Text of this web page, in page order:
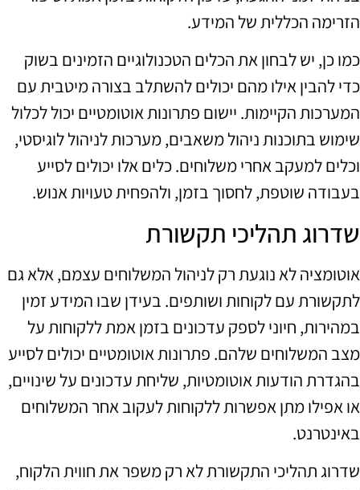
הזרימה הכללית של המידע.
כמו כן, יש לבחון את הכלים הטכנולוגיים הזמינים בשוק
כדי להבין אילו מהם יכולים להשתלב בצורה מיטבית עם
המערכות הקיימות. יישום פתרונות אוטומטיים יכול לכלול
שימוש בתוכנות ניהול משאבים, מערכות לניהול לוגיסטי,
וכלים למעקב אחרי משלוחים. כלים אלו יכולים לסייע
בעבודה שוטפת, לחסוך בזמן, ולהפחית טעויות אנוש.
שדרוג תהליכי תקשורת
אוטומציה לא נוגעת רק לניהול המשלוחים עצמם, אלא גם
לתקשורת עם לקוחות ושותפים. בעידן שבו המידע זמין
במהירות, חיוני לספק עדכונים בזמן אמת ללקוחות על
מצב המשלוחים שלהם. פתרונות אוטומטיים יכולים לסייע
בהגדרת הודעות אוטומטיות, שליחת עדכונים על שינויים,
או אפילו מתן אפשרות ללקוחות לעקוב אחר המשלוחים
באינטרנט.
שדרוג תהליכי התקשורת לא רק משפר את חווית הלקוח,